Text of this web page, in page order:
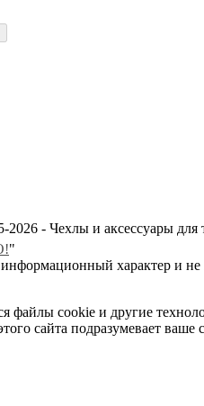
- Чехлы и аксессуары для
"
характер и
файлы cookie и другие
сайта подразумевает ваше